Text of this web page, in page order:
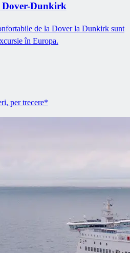
Dunkirk
de la Dover la Dunkirk sunt
în Europa.
per trecere*